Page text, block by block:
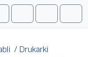
AccountCart
/ Drukarki